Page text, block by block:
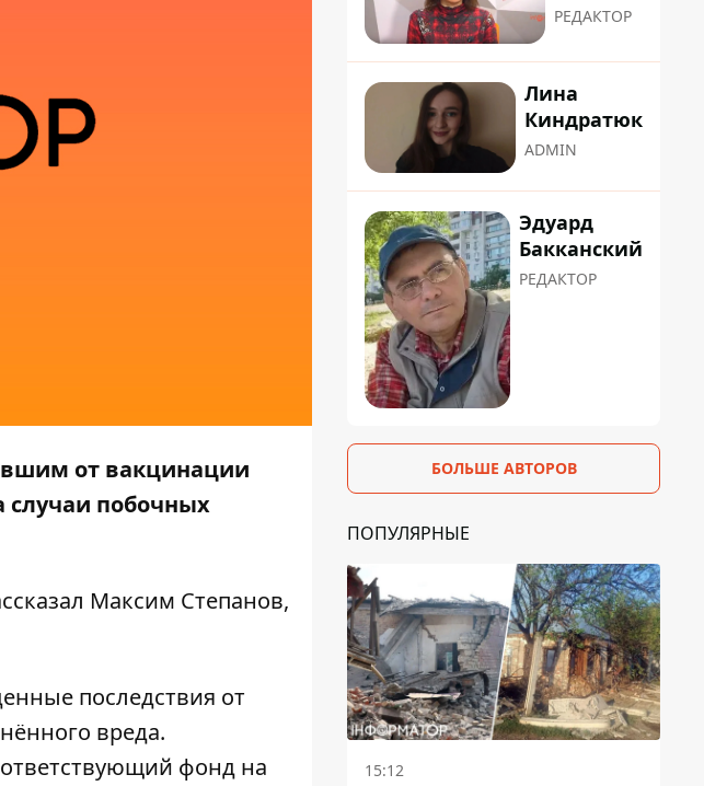
от вакцинации
случаи побочных
Максим Степанов,
последствия от
вреда.
фонд на
РЕДАКТОР
Лина
Киндратюк
ADMIN
Эдуард
Бакканский
РЕДАКТОР
БОЛЬШЕ АВТОРОВ
ПОПУЛЯРНЫЕ
15:12